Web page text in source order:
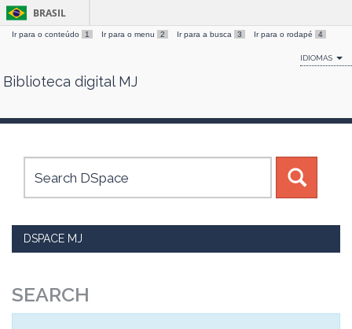
Skip
BRASIL
Ir para o conteúdo 1 Ir para o menu 2 Ir para a busca 3 Ir para o rodapé 4
IDIOMAS
Biblioteca digital MJ
DSPACE MJ
SEARCH